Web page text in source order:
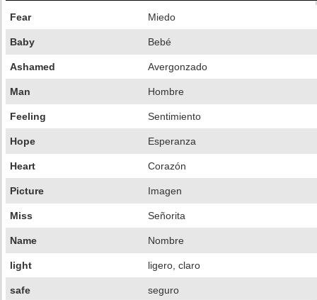
Fear Miedo
Baby Bebé
Ashamed Avergonzado
Man Hombre
Feeling Sentimiento
Hope Esperanza
Heart Corazón
Picture Imagen
Miss Señorita
Name Nombre
light ligero, claro
safe seguro